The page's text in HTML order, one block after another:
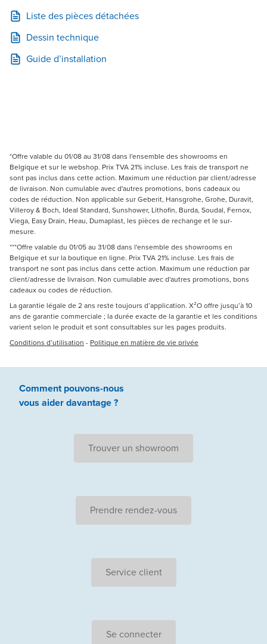
Liste des pièces détachées
Dessin technique
Guide d’installation
*Offre valable du 01/08 au 31/08 dans l'ensemble des showrooms en
Belgique et sur le webshop. Prix TVA 21% incluse. Les frais de transport ne
sont pas inclus dans cette action. Maximum une réduction par client/adresse
de livraison. Non cumulable avec d'autres promotions, bons cadeaux ou
codes de réduction. Non applicable sur Geberit, Hansgrohe, Grohe, Duravit,
Villeroy & Boch, Ideal Standard, Sunshower, Lithofin, Burda, Soudal, Fernox,
Viega, Easy Drain, Heau, Dumaplast, les pièces de rechange et le sur-
mesure.
***Offre valable du 01/05 au 31/08 dans l'ensemble des showrooms en
Belgique et sur la boutique en ligne. Prix TVA 21% incluse. Les frais de
transport ne sont pas inclus dans cette action. Maximum une réduction par
client/adresse de livraison. Non cumulable avec d'autres promotions, bons
cadeaux ou codes de réduction.
La garantie légale de 2 ans reste toujours d’application. X²O offre jusqu’à 10
ans de garantie commerciale ; la durée exacte de la garantie et les conditions
varient selon le produit et sont consultables sur les pages produits.
Conditions d’utilisation - Politique en matière de vie privée
Comment pouvons-nous
vous aiderdavantage ?
Trouver un showroom
Prendre rendez-vous
Service client
Se connecter